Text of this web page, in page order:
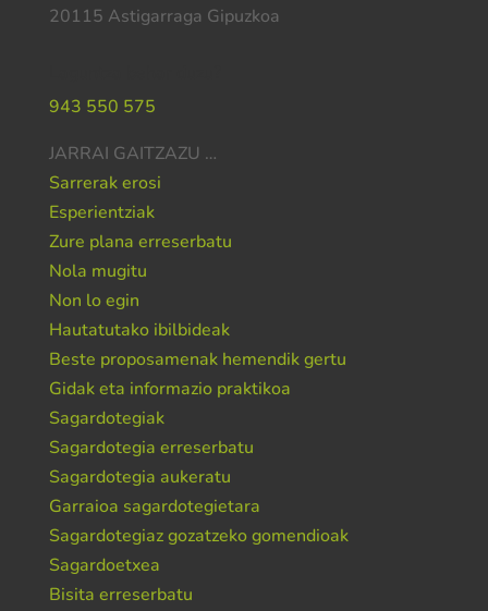
20115 Astigarraga Gipuzkoa
943 550 575
JARRAI GAITZAZU …
Sarrerak erosi
Esperientziak
Zure plana erreserbatu
Nola mugitu
Non lo egin
Hautatutako ibilbideak
Beste proposamenak hemendik gertu
Gidak eta informazio praktikoa
Sagardotegiak
Sagardotegia erreserbatu
Sagardotegia aukeratu
Garraioa sagardotegietara
Sagardotegiaz gozatzeko gomendioak
Sagardoetxea
Bisita erreserbatu